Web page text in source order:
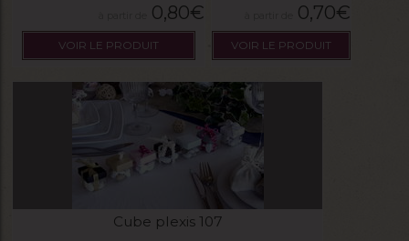
0,80€
VOIR LE PRODUIT
0,70€
VOIR LE PRODUIT
Cube plexis 107